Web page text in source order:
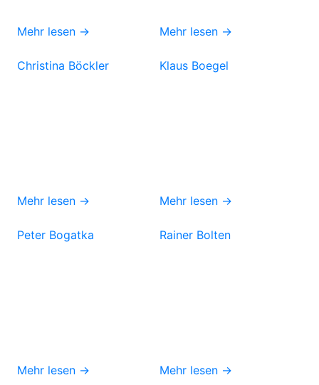
Mehr lesen → Mehr lesen →
Christina Böckler
Mehr lesen →
Klaus Boegel
Mehr lesen →
Peter Bogatka
Mehr lesen →
Rainer Bolten
Mehr lesen →